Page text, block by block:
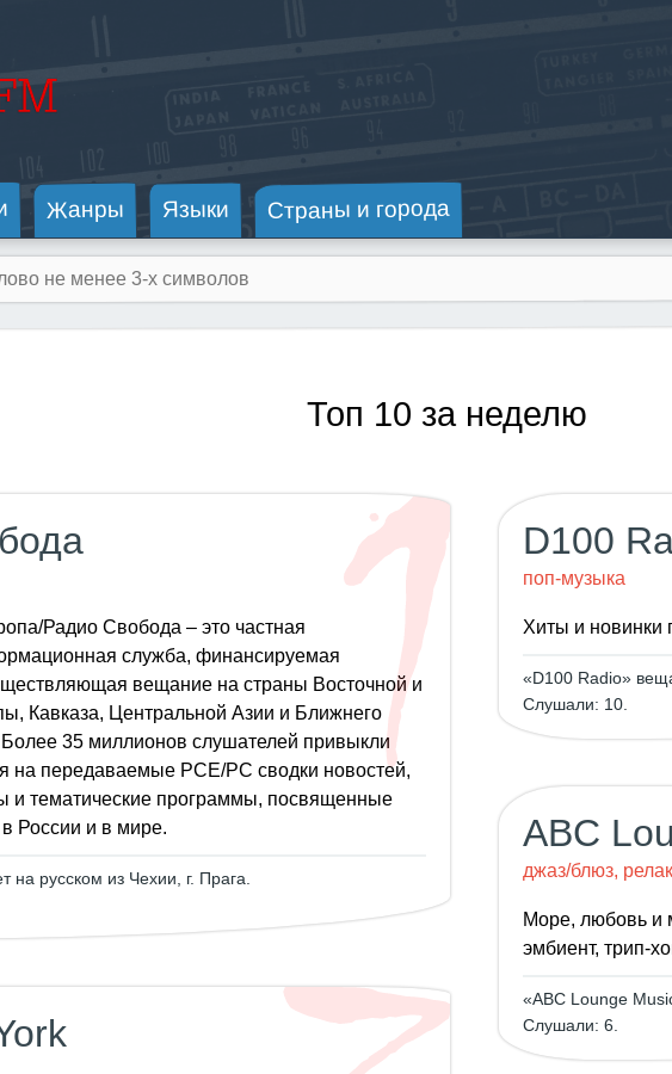
Жанры Языки Страны и города
Топ 10 за неделю
Радио Свобода – это частная
служба, финансируемая
вещание на страны Восточной и
Кавказа, Центральной Азии и Ближнего
35 миллионов слушателей привыкли
на передаваемые РСЕ/РС сводки новостей,
и тематические программы, посвященные
России и в мире.
русском из Чехии, г. Прага.
D100
поп-музыка
Хиты и новинки
«D100 Radio»
Слушали: 10.
ABC
джаз/блюз,
Море, любовь и
эмбиент, трип-
«ABC Lounge
Слушали: 6.